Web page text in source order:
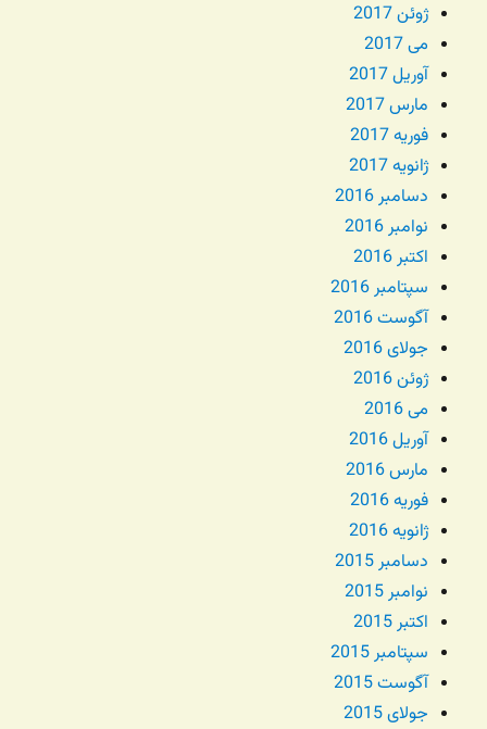
ژوئن 2017
می 2017
آوریل 2017
مارس 2017
فوریه 2017
ژانویه 2017
دسامبر 2016
نوامبر 2016
اکتبر 2016
سپتامبر 2016
آگوست 2016
جولای 2016
ژوئن 2016
می 2016
آوریل 2016
مارس 2016
فوریه 2016
ژانویه 2016
دسامبر 2015
نوامبر 2015
اکتبر 2015
سپتامبر 2015
آگوست 2015
جولای 2015